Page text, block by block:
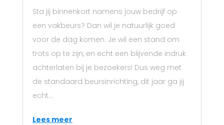
Sta jij binnenkort namens jouw bedrijf op
een vakbeurs? Dan wil je natuurlijk goed
voor de dag komen. Je wil een stand om
trots op te zijn, en echt een blijvende indruk
achterlaten bij je bezoekers! Dus weg met
de standaard beursinrichting, dit jaar ga jij
echt...
Lees meer